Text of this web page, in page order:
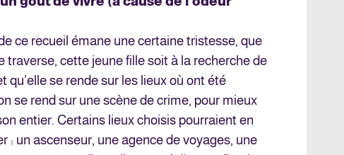
ce recueil émane une certaine tristesse, que
traverse, cette jeune fille soit à la recherche de
qu’elle se rende sur les lieux où ont été
se rend sur une scène de crime, pour mieux
entier. Certains lieux choisis pourraient en
: un ascenseur, une agence de voyages, une